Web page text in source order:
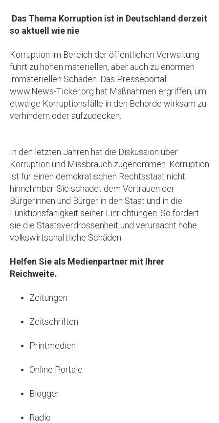
Das Thema Korruption ist in Deutschland derzeit
so aktuell wie nie
Korruption im Bereich der öffentlichen Verwaltung
führt zu hohen materiellen, aber auch zu enormen
immateriellen Schäden. Das Presseportal
www.News-Ticker.org hat Maßnahmen ergriffen, um
etwaige Korruptionsfälle in den Behörde wirksam zu
verhindern oder aufzudecken.
In den letzten Jahren hat die Diskussion über
Korruption und Missbrauch zugenommen. Korruption
ist für einen demokratischen Rechtsstaat nicht
hinnehmbar. Sie schadet dem Vertrauen der
Bürgerinnen und Bürger in den Staat und in die
Funktionsfähigkeit seiner Einrichtungen. So fördert
sie die Staatsverdrossenheit und verursacht hohe
volkswirtschaftliche Schäden.
Helfen Sie als Medienpartner mit Ihrer
Reichweite.
Zeitungen
Zeitschriften
Printmedien
Online Portale
Blogger
Radio